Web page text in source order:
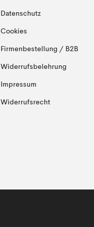
Datenschutz
Cookies
Firmenbestellung / B2B
Widerrufsbelehrung
Impressum
Widerrufsrecht